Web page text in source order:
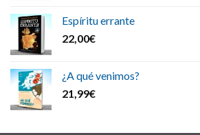
Espíritu errante
22,00€
¿A qué venimos?
21,99€